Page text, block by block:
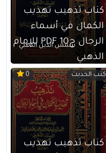
كتاب تذهيب تهذيب
الكمال في أسماء
الرجال ج10 PDF للإمام
الذهبي
شمس الدين الذهبي
كتب الحديث 0
كتاب تذهيب تهذيب